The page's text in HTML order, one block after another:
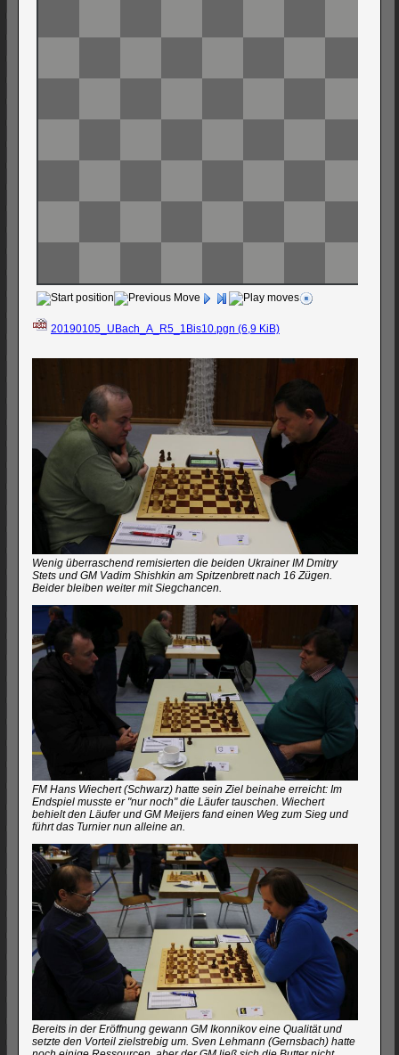
20190105_UBach_A_R5_1Bis10.pgn (6,9 KiB)
Wenig überraschend remisierten die beiden Ukrainer IM Dmitry
Stets und GM Vadim Shishkin am Spitzenbrett nach 16 Zügen.
Beider bleiben weiter mit Siegchancen.
FM Hans Wiechert (Schwarz) hatte sein Ziel beinahe erreicht: Im
Endspiel musste er "nur noch" die Läufer tauschen. Wiechert
behielt den Läufer und GM Meijers fand einen Weg zum Sieg und
führt das Turnier nun alleine an.
Bereits in der Eröffnung gewann GM Ikonnikov eine Qualität und
setzte den Vorteil zielstrebig um. Sven Lehmann (Gernsbach) hatte